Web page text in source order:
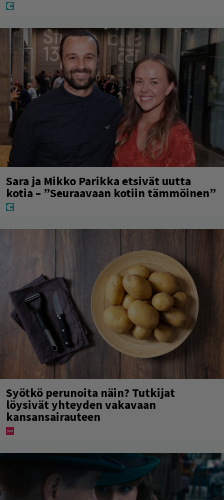
Sara ja Mikko Parikka etsivät uutta
kotia – ”Seuraavaan kotiin tämmöinen”
Syötkö perunoita näin? Tutkijat
löysivät yhteyden vakavaan
kansansairauteen